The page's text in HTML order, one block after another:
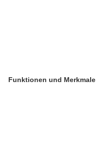
Funktionen und Merkmale